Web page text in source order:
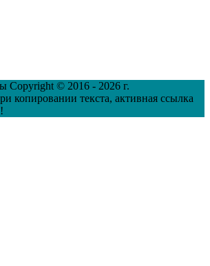
Copyright © 2016 - 2026 г.
копировании текста, активная ссылка